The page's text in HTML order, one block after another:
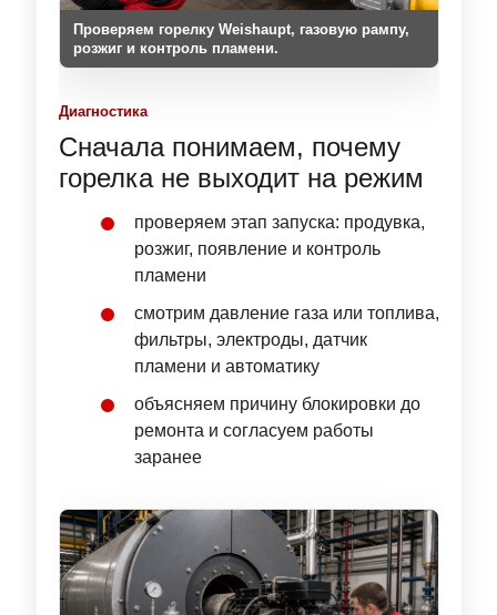
Проверяем горелку Weishaupt, газовую рампу,
розжиг и контроль пламени.
Диагностика
Сначала понимаем, почему
горелка не выходит на режим
проверяем этап запуска: продувка,
розжиг, появление и контроль
пламени
смотрим давление газа или топлива,
фильтры, электроды, датчик
пламени и автоматику
объясняем причину блокировки до
ремонта и согласуем работы
заранее